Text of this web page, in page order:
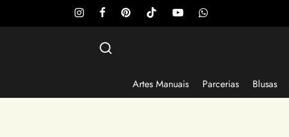
Artes Manuais Parcerias Blusas